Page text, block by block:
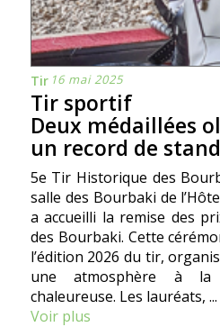
Tir 16 mai 2025
Tir sportif
Deux médaillées
un record de
5e Tir Historique des
salle des Bourbaki de
a accueilli la remise des
des Bourbaki. Cette
l’édition 2026 du tir,
une atmosphère à
chaleureuse. Les lauréats, ...
Voir plus